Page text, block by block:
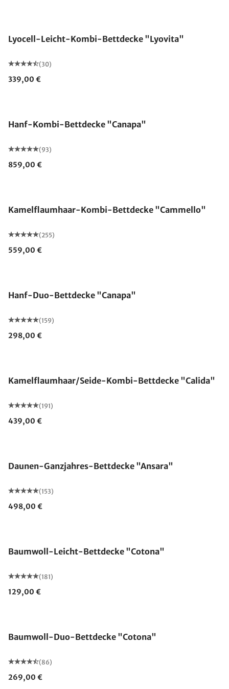
Lyocell-Leicht-Kombi-Bettdecke "Lyovita"
(30)
339,00 €
Hanf-Kombi-Bettdecke "Canapa"
(93)
859,00 €
Kamelflaumhaar-Kombi-Bettdecke "Cammello"
(255)
559,00 €
Hanf-Duo-Bettdecke "Canapa"
(159)
298,00 €
Kamelflaumhaar/Seide-Kombi-Bettdecke "Calida"
(191)
439,00 €
Daunen-Ganzjahres-Bettdecke "Ansara"
(153)
498,00 €
Baumwoll-Leicht-Bettdecke "Cotona"
(181)
129,00 €
Baumwoll-Duo-Bettdecke "Cotona"
(86)
269,00 €